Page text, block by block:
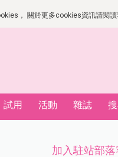
， 關於更多cookies資訊請閱讀
試用 活動 雜誌
加入駐站部落